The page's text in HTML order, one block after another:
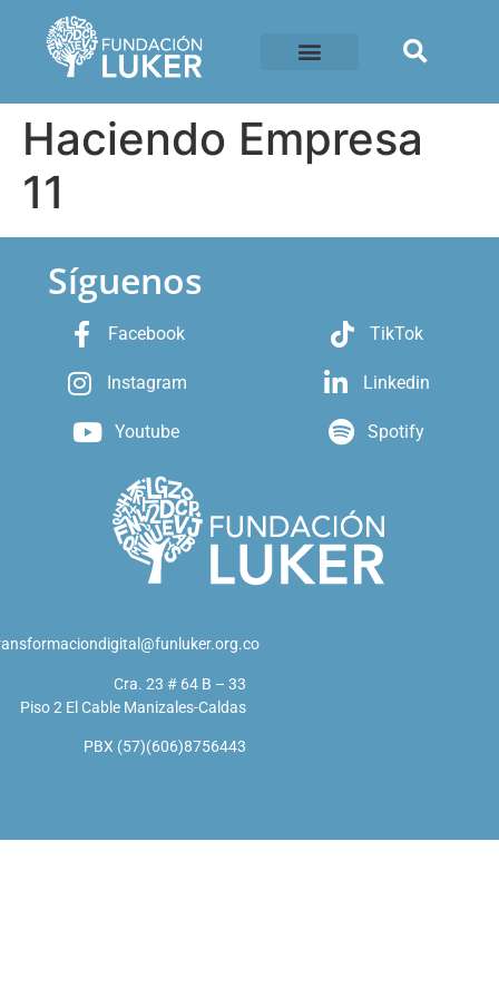
Haciendo Empresa
11
Síguenos
Facebook
Instagram
Youtube
TikTok
Linkedin
Spotify
Cra. 23 # 64 B – 33
Piso 2 El Cable Manizales-Caldas
PBX (57)(606)8756443